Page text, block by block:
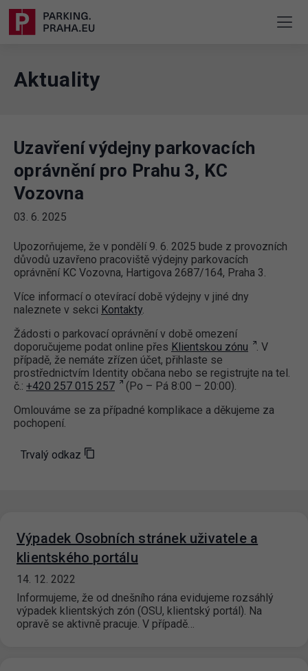
Aktuality
Uzavření výdejny parkovacích
oprávnění pro Prahu 3, KC
Vozovna
03. 6. 2025
Upozorňujeme, že v pondělí 9. 6. 2025 bude z provozních
důvodů uzavřeno pracoviště výdejny parkovacích
oprávnění KC Vozovna, Hartigova 2687/164, Praha 3.
Více informací o otevírací době výdejny v jiné dny
naleznete v sekci Kontakty.
Žádosti o parkovací oprávnění v době omezení
doporučujeme podat online přes Klientskou zónu
. V
případě, že nemáte zřízen účet, přihlaste se
prostřednictvím Identity občana nebo se registrujte na tel.
č.: +420 257 015 257
(Po – Pá 8:00 – 20:00).
Omlouváme se za případné komplikace a děkujeme za
pochopení.
Trvalý odkaz
Výpadek Osobních stránek uživatele a
klientského portálu
14. 12. 2022
Informujeme, že od dnešního rána evidujeme rozsáhlý
výpadek klientských zón (OSU, klientský portál). Na
opravě se aktivně pracuje. V případě…